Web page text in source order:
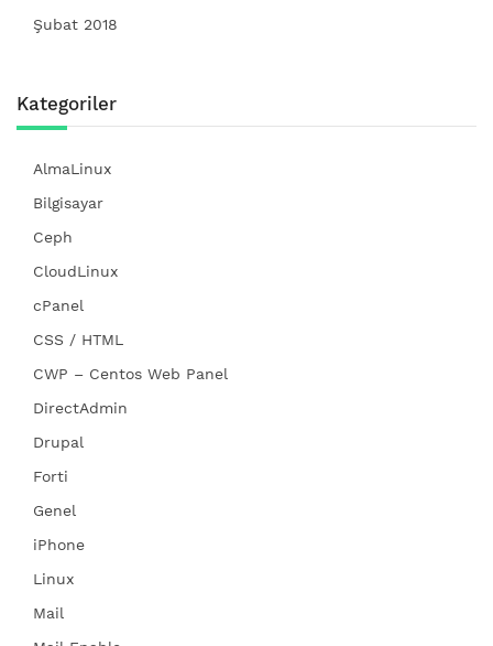
Şubat 2018
Kategoriler
AlmaLinux
Bilgisayar
Ceph
CloudLinux
cPanel
CSS / HTML
CWP – Centos Web Panel
DirectAdmin
Drupal
Forti
Genel
iPhone
Linux
Mail